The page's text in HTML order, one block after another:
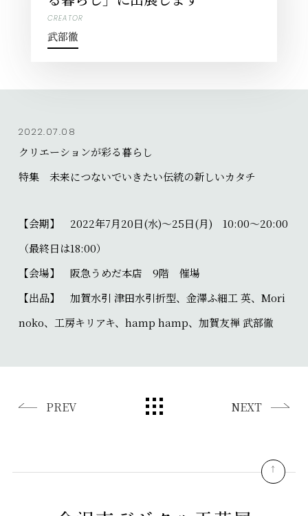
CREATOR
武部徹
2022.07.08
クリエーションが彩る暮らし
特集 未来につないでいきたい伝統の新しいカタチ
【会期】 2022年7月20日(水)～25日(月) 10:00～20:00
（最終日は18:00）
【会場】 阪急うめだ本店 9階 催場
【出品】 加賀水引 津田水引折型、金澤ふ細工 英、Mori
noko、工房キリアキ、hamp hamp、加賀友禅 武部徹
PREV NEXT